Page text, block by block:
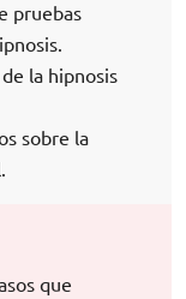
pruebas
la hipnosis
sobre la
que